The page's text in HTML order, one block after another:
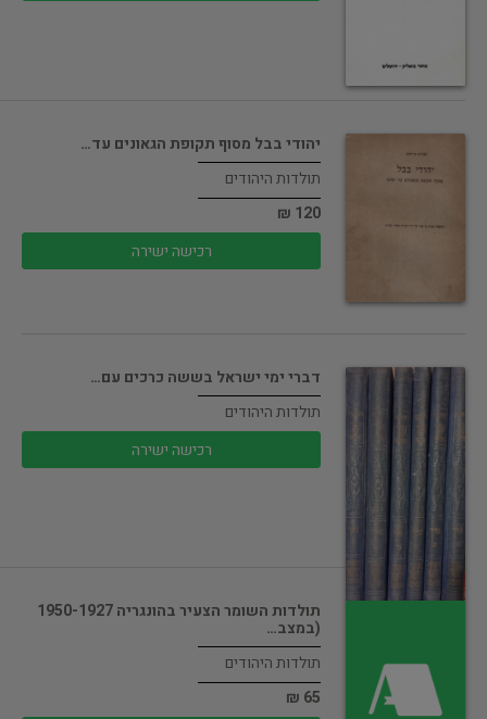
יהודי בבל מסוף תקופת הגאונים עד…
תולדות היהודים
120 ₪
רכישה ישירה
דברי ימי ישראל בששה כרכים עם…
תולדות היהודים
רכישה ישירה
תולדות השומר הצעיר בהונגריה 1950-1927
(במצב…
תולדות היהודים
65 ₪